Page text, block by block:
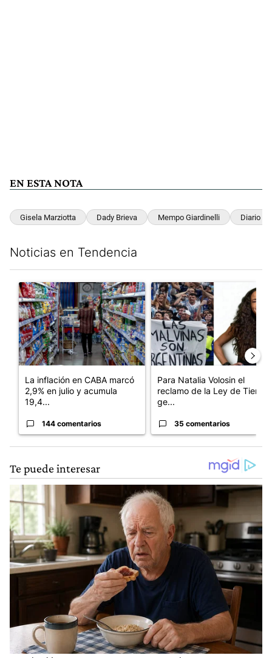
EN ESTA NOTA
Gisela Marziotta Dady Brieva Mempo Giardinelli Diario
Noticias en Tendencia
Un artículo de tendencia con el título "La inflación en CABA
La inflación en CABA marcó
2,9% en julio y acumula
19,4...
144 comentarios
Un artículo de tendencia con
Para Natalia Volosin el
reclamo de la Ley de Tierras
ge...
35 comentarios